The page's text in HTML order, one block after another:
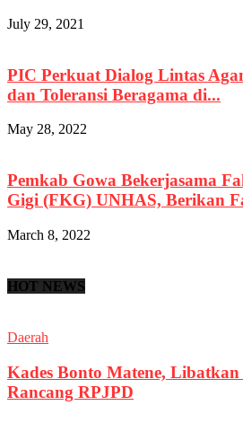
July 29, 2021
PIC Perkuat Dialog Lintas
dan Toleransi Beragama di...
May 28, 2022
Pemkab Gowa Bekerjasama
Gigi (FKG) UNHAS, Berikan
March 8, 2022
HOT NEWS
Daerah
Kades Bonto Matene,
Rancang RPJPD